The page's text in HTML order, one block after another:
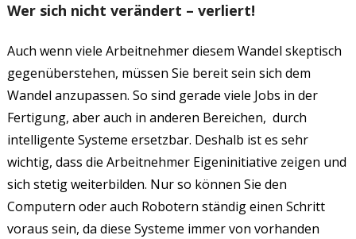
Wer sich nicht verändert – verliert!
Auch wenn viele Arbeitnehmer diesem Wandel skeptisch
gegenüberstehen, müssen Sie bereit sein sich dem
Wandel anzupassen. So sind gerade viele Jobs in der
Fertigung, aber auch in anderen Bereichen, durch
intelligente Systeme ersetzbar. Deshalb ist es sehr
wichtig, dass die Arbeitnehmer Eigeninitiative zeigen und
sich stetig weiterbilden. Nur so können Sie den
Computern oder auch Robotern ständig einen Schritt
voraus sein, da diese Systeme immer von vorhanden